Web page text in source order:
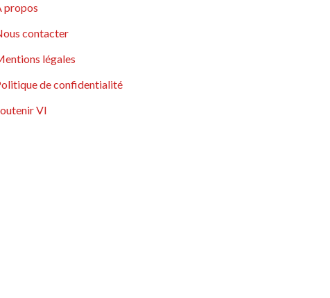
propos
contacter
légales
de confidentialité
VI